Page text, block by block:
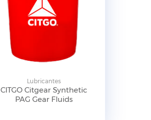
Lubricantes
CITGO Citgear Synthetic
PAG Gear Fluids